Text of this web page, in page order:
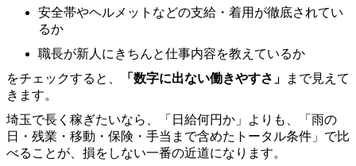
安全帯やヘルメットなどの支給・着用が徹底されてい
るか
職長が新人にきちんと仕事内容を教えているか
をチェックすると、
「数字に出ない働きやすさ」
まで見えて
きます。
埼玉で長く稼ぎたいなら、「日給何円か」よりも、「雨の
日・残業・移動・保険・手当まで含めたトータル条件」で比
べることが、損をしない一番の近道になります。